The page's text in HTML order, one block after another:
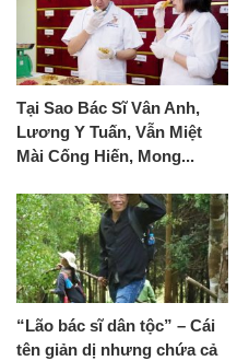
Tại Sao Bác Sĩ Vân Anh,
Lương Y Tuấn, Vẫn Miệt
Mài Cống Hiến, Mong...
“Lão bác sĩ dân tộc” – Cái
tên giản dị nhưng chứa cả